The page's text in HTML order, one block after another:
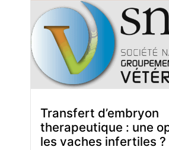
Transfert d’embryon
therapeutique : une
les vaches infertiles ?